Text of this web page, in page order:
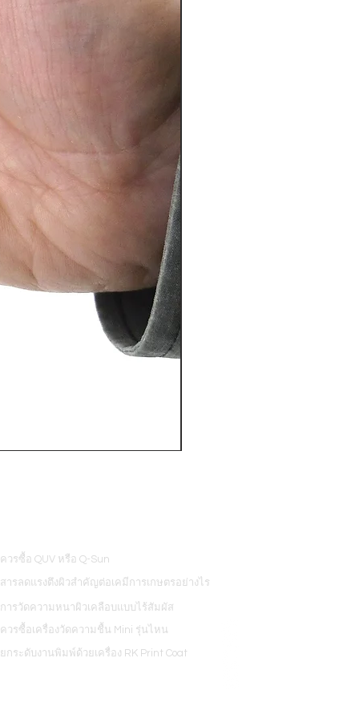
ควรซื้อ QUV หรือ Q-Sun
สารลดแรงตึงผิวสำคัญต่อเคมีการเกษตรอย่างไร
การวัดความหนาผิวเคลือบแบบไร้สัมผัส
ควรซื้อเครื่องวัดความชื้น Mini รุ่นไหน
ยกระดับงานพิมพ์ด้วยเครื่อง RK Print Coat